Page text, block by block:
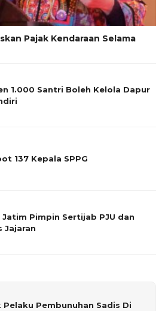
Pajak Kendaraan Selama
1.000 Santri Boleh Kelola Dapur
137 Kepala SPPG
Pimpin Sertijab PJU dan
Jajaran
Pelaku Pembunuhan Sadis Di